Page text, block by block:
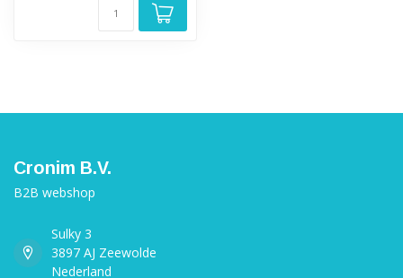
Cronim B.V.
B2B webshop
Sulky 3
3897 AJ Zeewolde
Nederland